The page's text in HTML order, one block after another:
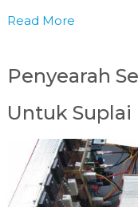
Read More
Penyearah
Untuk